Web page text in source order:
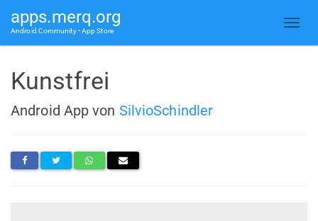
apps.merq.org
Android Community • App Store
Kunstfrei
Android App von SilvioSchindler